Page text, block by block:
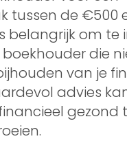
tussen de €500
belangrijk om te
die
van je
advies
gezond